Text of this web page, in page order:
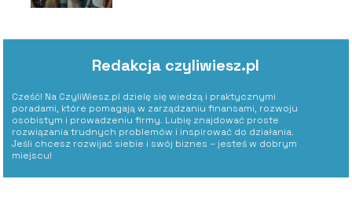
Redakcja czyliwiesz.pl
Cześć! Na CzyliWiesz.pl dzielę się wiedzą i praktycznymi
poradami, które pomagają w zarządzaniu finansami, rozwoju
osobistym i prowadzeniu firmy. Lubię znajdować proste
rozwiązania trudnych problemów i inspirować do działania.
Jeśli chcesz rozwijać siebie i swój biznes – jesteś w dobrym
miejscu!